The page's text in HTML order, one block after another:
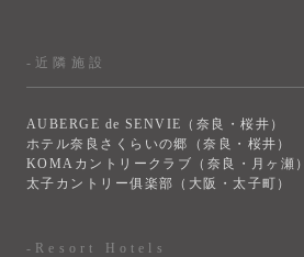
-近隣施設
AUBERGE de SENVIE（奈良・桜井）
ホテル奈良さくらいの郷（奈良・桜井）
KOMAカントリークラブ（奈良・月ヶ瀬）
太子カントリー俱楽部（大阪・太子町）
-Resort Hotels